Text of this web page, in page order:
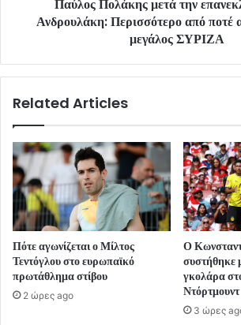
Παύλος Πολάκης μετά την
Ανδρουλάκη: Περισσότερο από ποτέ
μεγάλος ΣΥΡΙΖΑ
Related Articles
Πότε αγωνίζεται ο Μίλτος
Τεντόγλου στο ευρωπαϊκό
πρωτάθλημα στίβου
2 ώρες ago
Ο
συστήθηκε
γκολάρα
Ντόρτμουντ
3 ώρες